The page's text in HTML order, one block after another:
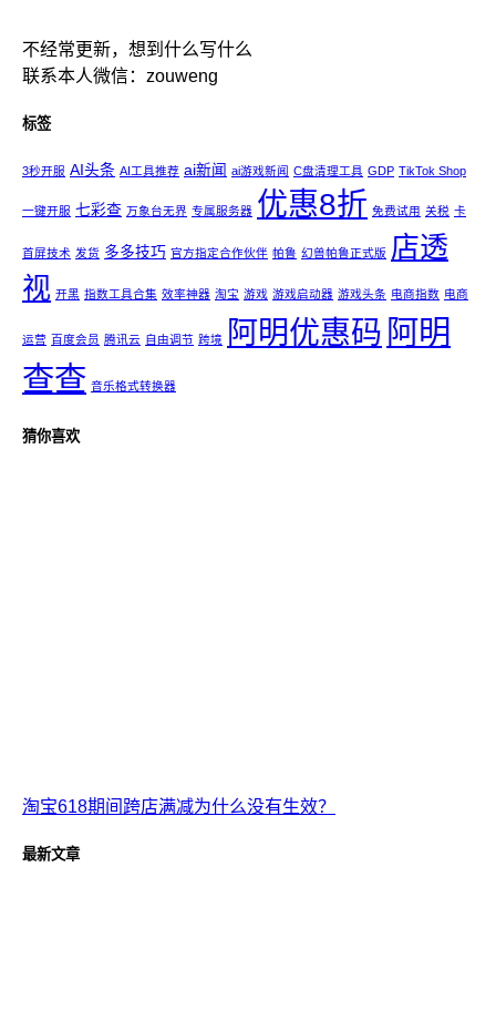
不经常更新，想到什么写什么
联系本人微信：zouweng
标签
3秒开服 AI头条 AI工具推荐 ai新闻 ai游戏新闻 C盘清理工具 GDP TikTok Shop
一键开服 七彩查 万象台无界 专属服务器 优惠8折 免费试用 关税 卡
首屏技术 发货 多多技巧 官方指定合作伙伴 帕鲁 幻兽帕鲁正式版 店透
视 开黑 指数工具合集 效率神器 淘宝 游戏 游戏启动器 游戏头条 电商指数 电商
运营 百度会员 腾讯云 自由调节 跨境 阿明优惠码 阿明
查查 音乐格式转换器
猜你喜欢
淘宝618期间跨店满减为什么没有生效？
最新文章